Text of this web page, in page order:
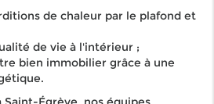
de chaleur par le plafond et
de vie à l'intérieur ;
bien immobilier grâce à une